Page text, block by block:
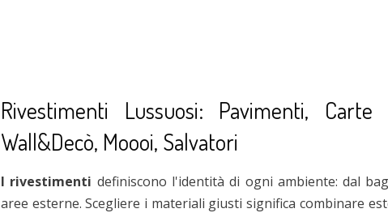
Rivestimenti Lussuosi: Pavimenti,
Wall&Decò, Moooi, Salvatori
I rivestimenti definiscono l'identità di ogni ambiente: dal
aree esterne. Scegliere i materiali giusti significa combinare